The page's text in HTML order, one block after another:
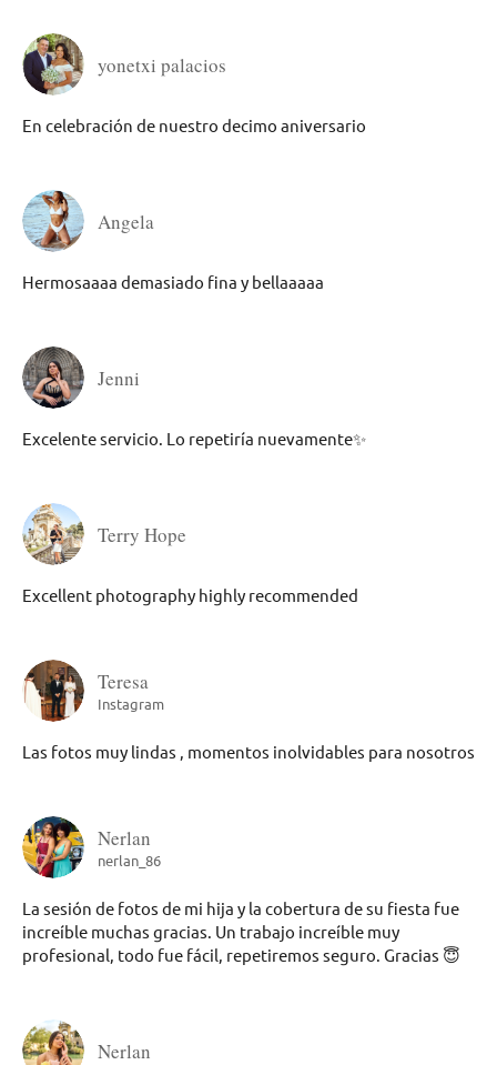
yonetxi palacios
En celebración de nuestro decimo aniversario
Angela
Hermosaaaa demasiado fina y bellaaaaa
Jenni
Excelente servicio. Lo repetiría nuevamente✨
Terry Hope
Excellent photography highly recommended
Teresa
Instagram
Las fotos muy lindas , momentos inolvidables para nosotros
Nerlan
nerlan_86
La sesión de fotos de mi hija y la cobertura de su fiesta fue
increíble muchas gracias. Un trabajo increíble muy
profesional, todo fue fácil, repetiremos seguro. Gracias 😇
Nerlan